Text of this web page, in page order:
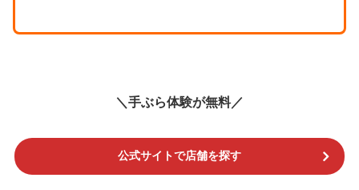
＼手ぶら体験が無料／
公式サイトで店舗を探す